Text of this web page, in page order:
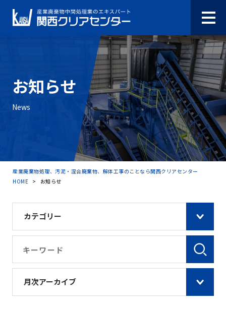
お知らせ
News
産業廃棄物処理、汚泥・混合廃棄物、解体工事のことなら関西クリアセンター
HOME > お知らせ
カテゴリー
月次アーカイブ